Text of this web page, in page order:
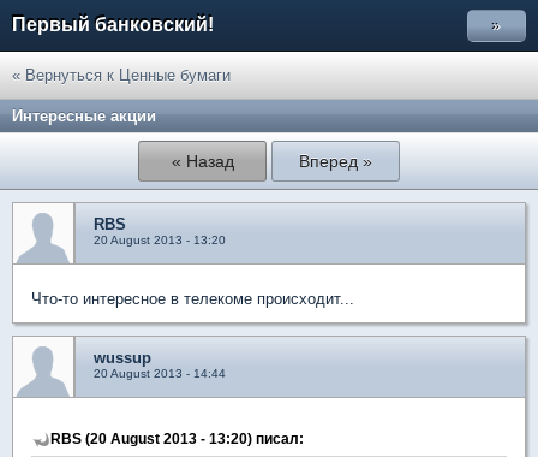
Первый банковский! »
« Вернуться к Ценные бумаги
Интересные акции
« Назад Вперед »
RBS
20 August 2013 - 13:20
Что-то интересное в телекоме происходит...
wussup
20 August 2013 - 14:44
RBS (20 August 2013 - 13:20) писал: